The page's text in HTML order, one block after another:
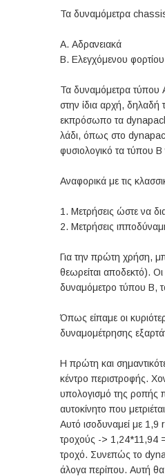
Τα δυναμόμετρα
Α. Αδρανειακά
Β. Ελεγχόμενου φορτίου
Τα δυναμόμετρα τύπου
στην ίδια αρχή,
εκπρόσωπο τα
λάδι, όπως στο
φυσιολογικό τα τύπου
Αναφορικά με τις
1. Μετρήσεις ώστε να
2. Μετρήσεις
Για την πρώτη χρήση,
θεωρείται αποδεκτό).
δυναμόμετρο τύπου Β,
Όπως είπαμε οι
δυναμομέτρησης
Η πρώτη και
κέντρο περιστροφής.
υπολογισμό της ροπής
αυτοκίνητο που
Αυτό ισοδυναμεί με 1,9
τροχούς -> 1,24*11,94 =
τροχό. Συνεπώς το
άλογα περίπου. Αυτή